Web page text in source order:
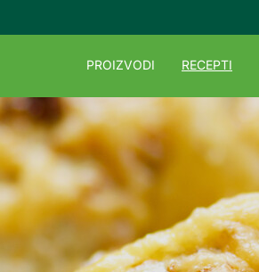
PROIZVODI RECEPTI